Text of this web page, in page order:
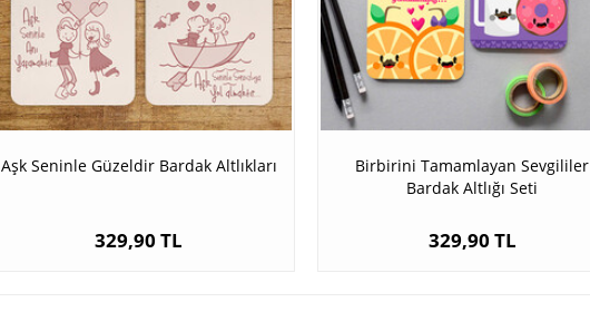
Aşk Seninle Güzeldir Bardak Altlıkları
329,90 TL
Birbirini Tamamlayan Sevgililer
Bardak Altlığı Seti
329,90 TL